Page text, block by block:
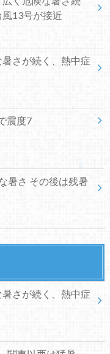
風13号が接近
さが続く、熱中症
震度7
暑さ その後は残暑
さが続く、熱中症